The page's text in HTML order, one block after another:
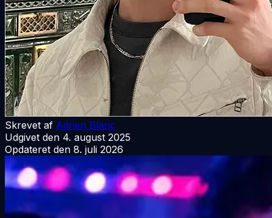
Skrevet af Adrien Blanc
Udgivet den 4. august 2025
Opdateret den 8. juli 2026